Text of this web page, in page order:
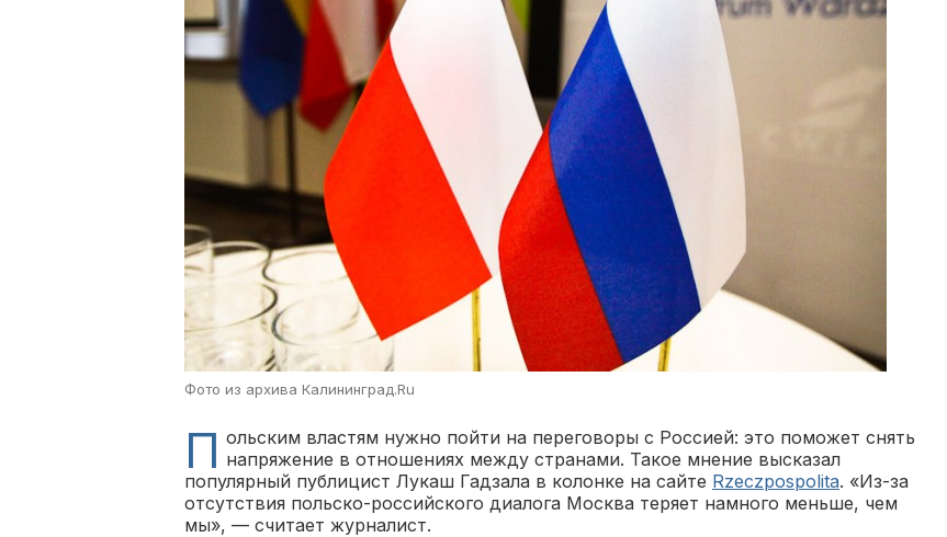
Фото из архива Калининград.Ru
П ольским властям нужно пойти на переговоры с Россией: это поможет снять
напряжение в отношениях между странами. Такое мнение высказал
популярный публицист Лукаш Гадзала в колонке на сайте Rzeczpospolita. «Из-за
отсутствия польско-российского диалога Москва теряет намного меньше, чем
мы», — считает журналист.